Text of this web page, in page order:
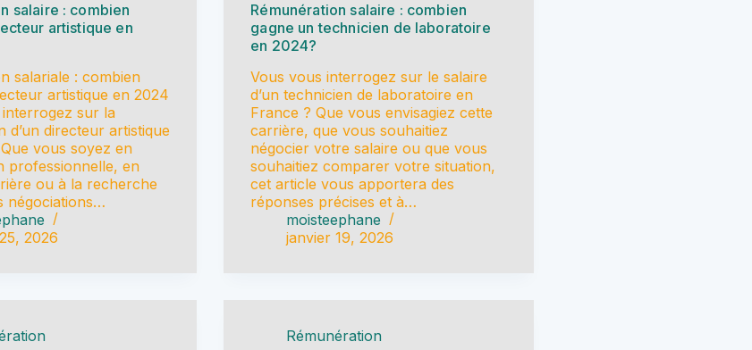
salaire : combien
artistique en
salariale : combien
artistique en 2024
sur la
d’un directeur artistique
vous soyez en
professionnelle, en
ou à la recherche
négociations…
2026
Rémunération salaire : combien
gagne un technicien de laboratoire
en 2024?
Vous vous interrogez sur le salaire
d’un technicien de laboratoire en
France ? Que vous envisagiez cette
carrière, que vous souhaitiez
négocier votre salaire ou que vous
souhaitiez comparer votre situation,
cet article vous apportera des
réponses précises et à…
moisteephane
janvier 19, 2026
Rémunération